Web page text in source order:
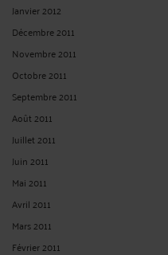
Janvier 2012
Décembre 2011
Novembre 2011
Octobre 2011
Septembre 2011
Août 2011
Juillet 2011
Juin 2011
Mai 2011
Avril 2011
Mars 2011
Février 2011